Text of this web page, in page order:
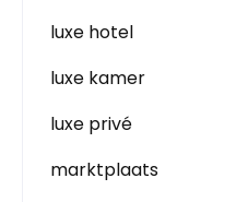
luxe hotel
luxe kamer
luxe privé
marktplaats